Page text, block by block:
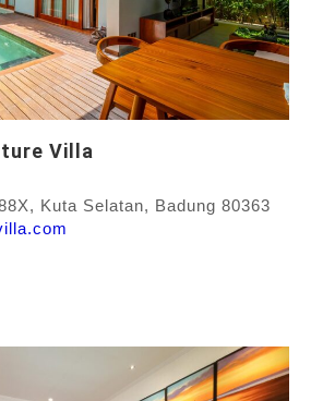
Villa
Kuta Selatan, Badung 80363